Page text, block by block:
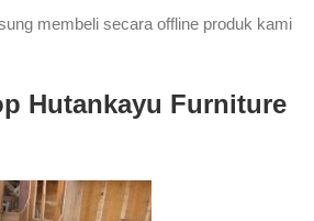
membeli secara offline produk kami
Hutankayu Furniture